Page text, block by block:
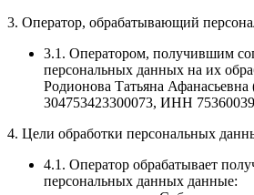
3. Оператор, обрабатывающий
3.1. Оператором, получившим
персональных данных на их
Родионова Татьяна
304753423300073, ИНН
4. Цели обработки персональных
4.1. Оператор обрабатывает
персональных данных данные: